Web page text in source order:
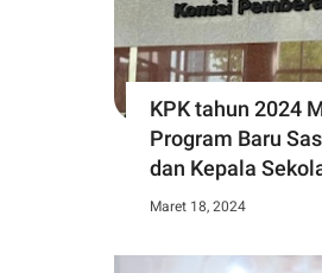
KPK tahun 2024
Program Baru
dan Kepala
Maret 18, 2024